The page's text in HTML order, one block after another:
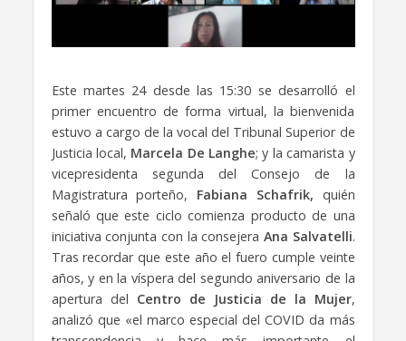
Este martes 24 desde las 15:30 se desarrolló el
primer encuentro de forma virtual, la bienvenida
estuvo a cargo de la vocal del Tribunal Superior de
Justicia local, Marcela De Langhe; y la camarista y
vicepresidenta segunda del Consejo de la
Magistratura porteño, Fabiana Schafrik, quién
señaló que este ciclo comienza producto de una
iniciativa conjunta con la consejera Ana Salvatelli.
Tras recordar que este año el fuero cumple veinte
años, y en la víspera del segundo aniversario de la
apertura del Centro de Justicia de la Mujer,
analizó que «el marco especial del COVID da más